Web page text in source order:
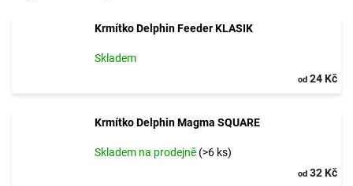
Krmítko Delphin Feeder KLASIK
Skladem
od 24 Kč
Krmítko Delphin Magma SQUARE
Skladem na prodejně (>6 ks)
od 32 Kč